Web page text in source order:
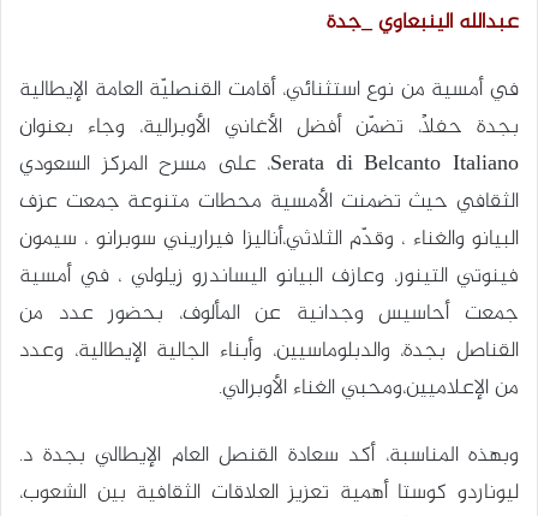
عبدالله الينبعاوي _جدة
في أمسية من نوع استثنائي، أقامت القنصليّة العامة الإيطالية
بجدة حفلاً، تضمّن أفضل الأغاني الأوبرالية، وجاء بعنوان
Serata di Belcanto Italiano، على مسرح المركز السعودي
الثقافي حيث تضمنت الأمسية محطات متنوعة جمعت عزف
البيانو والغناء ، وقدّم الثلاثي،أناليزا فيراريني سوبرانو ، سيمون
فينوتي التينور، وعازف البيانو اليساندرو زيلولي ، في أمسية
جمعت أحاسيس وجدانية عن المألوف، بحضور عدد من
القناصل بجدة، والدبلوماسيين، وأبناء الجالية الإيطالية، وعدد
من الإعلاميين،ومحبي الغناء الأوبرالي.
وبهذه المناسبة، أكد سعادة القنصل العام الإيطالي بجدة د.
ليوناردو كوستا أهمية تعزيز العلاقات الثقافية بين الشعوب،